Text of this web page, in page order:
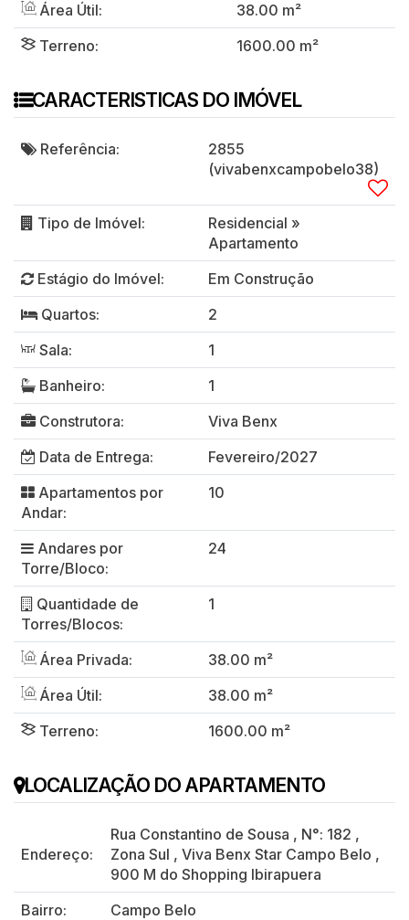
Área Útil:
38.00 m²
Terreno:
1600.00 m²
CARACTERISTICAS DO IMÓVEL
Referência:
2855
(vivabenxcampobelo38)
Tipo de Imóvel: Residencial »
Apartamento
Estágio do Imóvel:
Em Construção
Quartos:
2
Sala:
1
Banheiro:
1
Construtora:
Viva Benx
Data de Entrega:
Fevereiro/2027
Apartamentos por
Andar:
10
Andares por
Torre/Bloco:
24
Quantidade de
Torres/Blocos:
1
Área Privada:
38.00 m²
Área Útil:
38.00 m²
Terreno:
1600.00 m²
LOCALIZAÇÃO DO APARTAMENTO
Endereço:
Rua Constantino de Sousa , N°: 182 ,
Zona Sul , Viva Benx Star Campo Belo ,
900 M do Shopping Ibirapuera
Bairro:
Campo Belo